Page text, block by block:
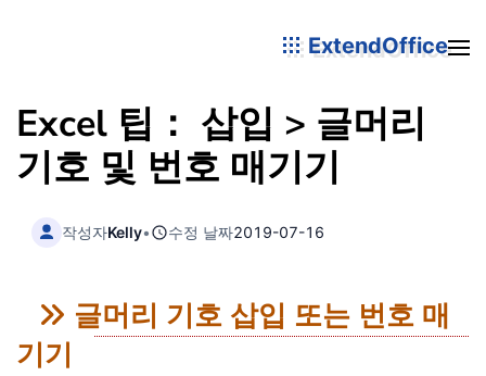
ExtendOffice
Excel 팁： 삽입 > 글머리
기호 및 번호 매기기
작성자Kelly• 수정 날짜2019-07-16
글머리 기호 삽입 또는 번호 매
기기